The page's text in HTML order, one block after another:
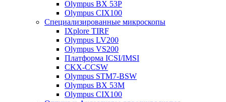
Olympus BX 53P
Olympus CIX100
Специализированные микроскопы
IXplore TIRF
Olympus LV200
Olympus VS200
Платформа ICSI/IMSI
CKX-CCSW
Olympus STM7-BSW
Olympus BX 53M
Olympus CIX100